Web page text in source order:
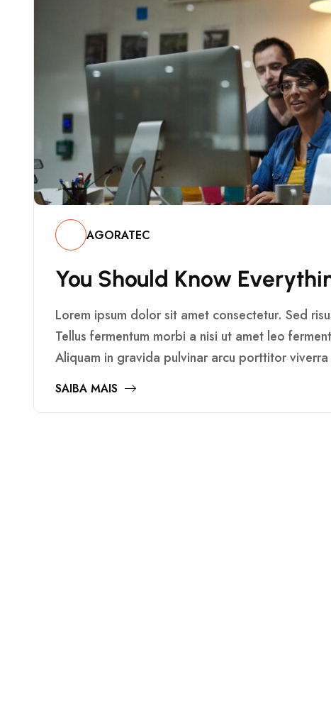
AGORATEC
YOU SHOULD KNOW EVERYTHI
Lorem ipsum dolor sit amet consectetur. Sed
Tellus fermentum morbi a nisi ut amet leo
Aliquam in gravida pulvinar arcu porttitor
SAIBA MAIS